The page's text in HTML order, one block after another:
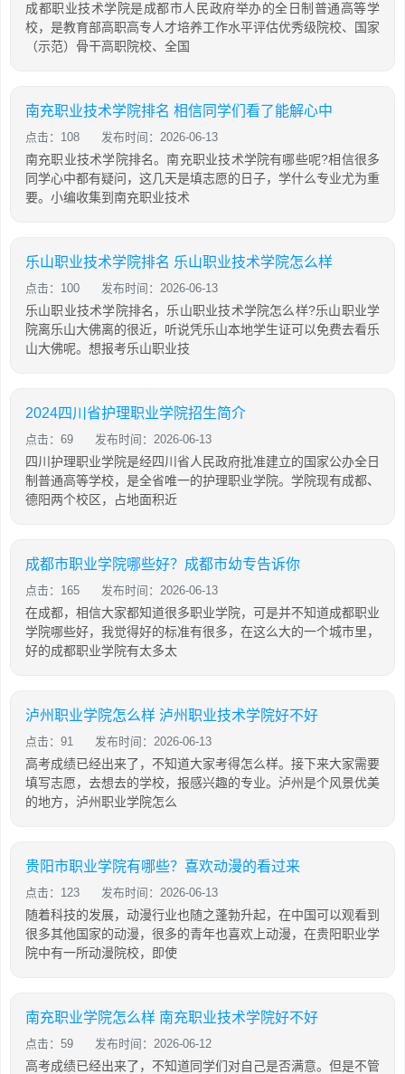
成都职业技术学院是成都市人民政府举办的全日制普通高等学
校，是教育部高职高专人才培养工作水平评估优秀级院校、国家
（示范）骨干高职院校、全国
南充职业技术学院排名 相信同学们看了能解心中
点击：108 发布时间：2026-06-13
南充职业技术学院排名。南充职业技术学院有哪些呢?相信很多
同学心中都有疑问，这几天是填志愿的日子，学什么专业尤为重
要。小编收集到南充职业技术
乐山职业技术学院排名 乐山职业技术学院怎么样
点击：100 发布时间：2026-06-13
乐山职业技术学院排名，乐山职业技术学院怎么样?乐山职业学
院离乐山大佛离的很近，听说凭乐山本地学生证可以免费去看乐
山大佛呢。想报考乐山职业技
2024四川省护理职业学院招生简介
点击：69 发布时间：2026-06-13
四川护理职业学院是经四川省人民政府批准建立的国家公办全日
制普通高等学校，是全省唯一的护理职业学院。学院现有成都、
德阳两个校区，占地面积近
成都市职业学院哪些好？成都市幼专告诉你
点击：165 发布时间：2026-06-13
在成都，相信大家都知道很多职业学院，可是并不知道成都职业
学院哪些好，我觉得好的标准有很多，在这么大的一个城市里，
好的成都职业学院有太多太
泸州职业学院怎么样 泸州职业技术学院好不好
点击：91 发布时间：2026-06-13
高考成绩已经出来了，不知道大家考得怎么样。接下来大家需要
填写志愿，去想去的学校，报感兴趣的专业。泸州是个风景优美
的地方，泸州职业学院怎么
贵阳市职业学院有哪些？喜欢动漫的看过来
点击：123 发布时间：2026-06-13
随着科技的发展，动漫行业也随之蓬勃升起，在中国可以观看到
很多其他国家的动漫，很多的青年也喜欢上动漫，在贵阳职业学
院中有一所动漫院校，即使
南充职业学院怎么样 南充职业技术学院好不好
点击：59 发布时间：2026-06-12
高考成绩已经出来了，不知道同学们对自己是否满意。但是不管